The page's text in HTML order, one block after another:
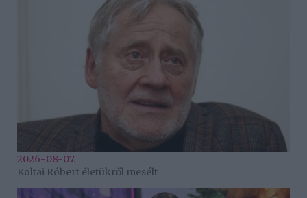
2026-08-07.
Koltai Róbert életükről mesélt